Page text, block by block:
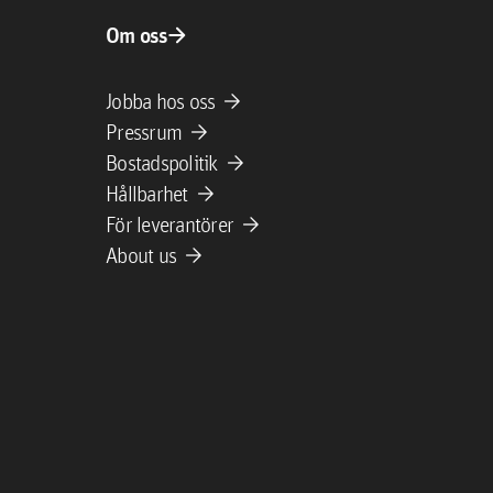
Om ossarrow_forward
Jobba hos oss arrow_forward
Pressrum arrow_forward
Bostadspolitik arrow_forward
Hållbarhet arrow_forward
För leverantörer arrow_forward
About us arrow_forward